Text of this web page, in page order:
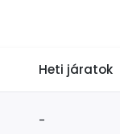
Heti járatok
-